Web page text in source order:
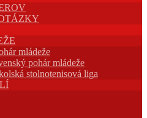
mládeže
pohár mládeže
stolnotenisová liga